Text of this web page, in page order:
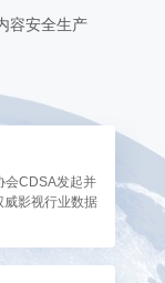
容安全生产
会CDSA发起并
威影视行业数据